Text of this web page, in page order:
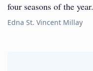
four seasons of the year.
Edna St. Vincent Millay